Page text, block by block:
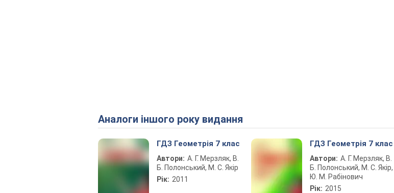
Аналоги іншого року видання
ГДЗ Геометрія 7 клас
Автори: А. Г. Мерзляк, В.
Б. Полонський, М. С. Якір
Рік: 2011
ГДЗ Геометрія 7 клас
Автори: А. Г. Мерзляк, В.
Б. Полонський, М. С. Якір,
Ю. М. Рабінович
Рік: 2015